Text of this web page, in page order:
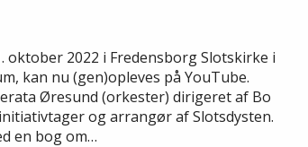
2022 i Fredensborg Slotskirke i
kan nu (gen)opleves på YouTube.
Øresund (orkester) dirigeret af Bo
og arrangør af Slotsdysten.
en bog om…